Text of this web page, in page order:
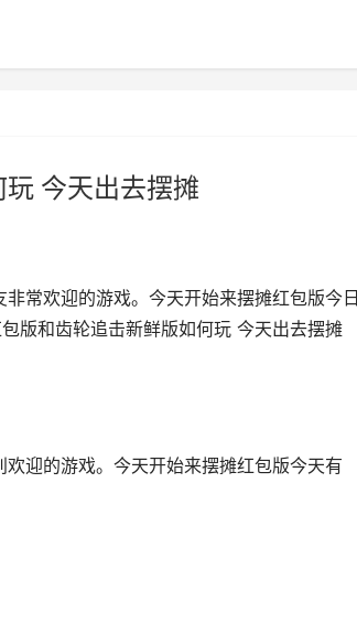
今天出去摆摊
常欢迎的游戏。今天开始来摆摊红包版今日
版和齿轮追击新鲜版如何玩 今天出去摆摊
迎的游戏。今天开始来摆摊红包版今天有